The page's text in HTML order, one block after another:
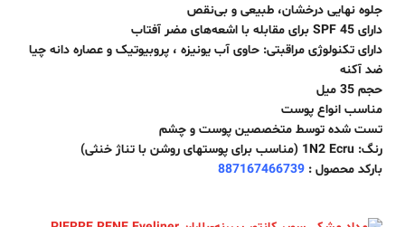
جلوه نهایی درخشان، طبیعی و بی‌نقص
دارای SPF 45 برای مقابله با اشعه‌های مضر آفتاب
دارای تکنولوژی مراقبتی: حاوی آب یونیزه ، پروبیوتیک و عصاره دانه چیا
ضد آکنه
حجم 35 میل
مناسب انواع پوست
تست شده توسط متخصصین پوست و چشم
رنگ: 1N2 Ecru (مناسب برای پوستهای روشن با تناژ خنثی)
بارکد محصول : 887167466739